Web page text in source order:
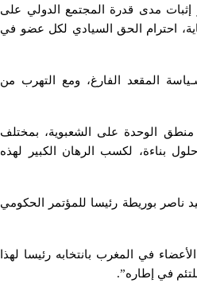
مدى قدرة المجتمع الدولي على
احترام الحق السيادي لكل عضو في
المقعد الفارغ، ومع التهرب من
منطق الوحدة على الشعبوية، بمختلف
بناءة، لكسب الرهان الكبير لهذه
ناصر بوريطة رئيسا للمؤتمر الحكومي
في المغرب بانتخابه رئيسا لهذا
في إطاره”.